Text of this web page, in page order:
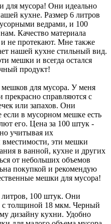
для мусора! Они идеально
кухне. Размер 6 литров
ведрами, и 100
Качество материала
не протекают. Мне также
нашей кухне стильный вид.
мешки и всегда остался
продукт!
мешков для мусора. У меня
прекрасно справляются с
или запахов. Они
если в мусорном мешке есть
его. Цена за 100 штук -
учитывая их
вместимости, эти мешки
в ванной, кухне и других
от небольших объемов
покупкой и рекомендую
мешки для мусора!
100 штук. Они
с толщиной 18 мкм. Черный
дизайну кухни. Удобно